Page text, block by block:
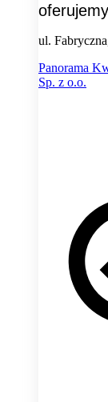
oferujemy
ul.
Panorama
Sp. z o.o.